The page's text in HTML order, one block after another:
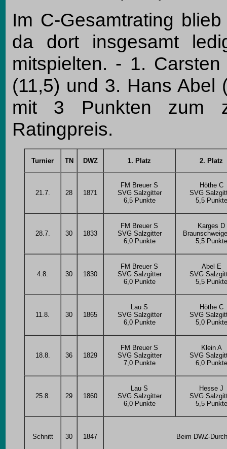
Im C-Gesamtrating
da dort insgesamt
mitspielten. - 1.
(11,5) und 3. Hans Abel
mit 3 Punkten zum
Ratingpreis.
Turnier TN DWZ 1. Platz 2. Platz
21.7. 28 1871
FM Breuer S
SVG Salzgitter
6,5 Punkte
Höthe C
SVG
5,5 Punkte
28.7. 30 1833
FM Breuer S
SVG Salzgitter
6,0 Punkte
Karges D
5,5 Punkte
4.8. 30 1830
FM Breuer S
SVG Salzgitter
6,0 Punkte
Abel E
SVG
5,5 Punkte
11.8. 30 1865
Lau S
SVG Salzgitter
6,0 Punkte
Höthe C
SVG
5,0 Punkte
18.8. 36 1829
FM Breuer S
SVG Salzgitter
7,0 Punkte
Klein A
SVG
6,0 Punkte
25.8. 29 1860
Lau S
SVG Salzgitter
6,0 Punkte
Hesse J
SVG
5,5 Punkte
Schnitt 30 1847 Beim DWZ-